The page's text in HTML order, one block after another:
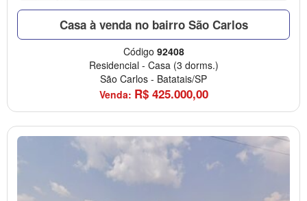
Casa à venda no bairro São Carlos
Código 92408
Residencial - Casa (3 dorms.)
São Carlos - Batatais/SP
Venda: R$ 425.000,00